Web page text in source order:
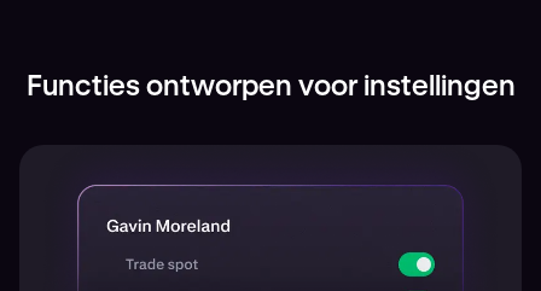
Functies ontworpen voor instellingen